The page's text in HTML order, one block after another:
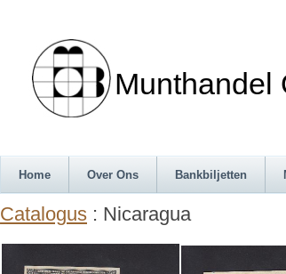
Munthandel
Home Over Ons Bankbiljetten
Catalogus : Nicaragua